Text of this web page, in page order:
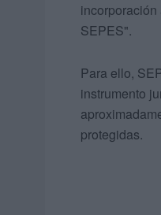
SEPES".
Para ello,
instrumento
protegidas.